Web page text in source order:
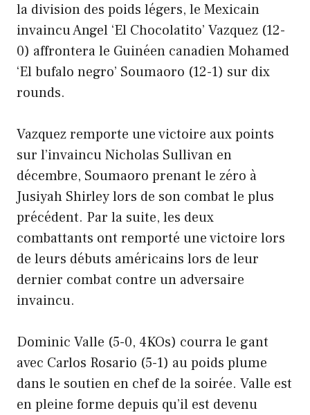
la division des poids légers, le Mexicain
invaincu Angel ‘El Chocolatito’ Vazquez (12-
0) affrontera le Guinéen canadien Mohamed
‘El bufalo negro’ Soumaoro (12-1) sur dix
rounds.
Vazquez remporte une victoire aux points
sur l’invaincu Nicholas Sullivan en
décembre, Soumaoro prenant le zéro à
Jusiyah Shirley lors de son combat le plus
précédent. Par la suite, les deux
combattants ont remporté une victoire lors
de leurs débuts américains lors de leur
dernier combat contre un adversaire
invaincu.
Dominic Valle (5-0, 4KOs) courra le gant
avec Carlos Rosario (5-1) au poids plume
dans le soutien en chef de la soirée. Valle est
en pleine forme depuis qu’il est devenu